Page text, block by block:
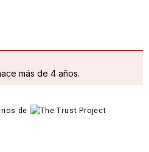
más de 4 años.
de